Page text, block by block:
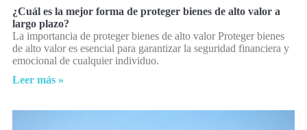
¿Cuál es la mejor forma de proteger bienes de alto valor a
largo plazo?
La importancia de proteger bienes de alto valor Proteger bienes
de alto valor es esencial para garantizar la seguridad financiera y
emocional de cualquier individuo.
Leer más »